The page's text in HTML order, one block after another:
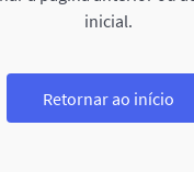
inicial.
Retornar ao início